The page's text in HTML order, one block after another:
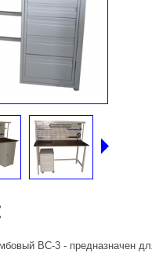
ВС-3 - предназначен